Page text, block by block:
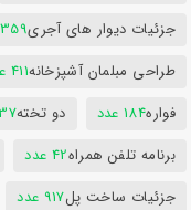
جزئیات دیوار های آجری359 عدد
طراحی مبلمان آشپزخانه411 عدد
فواره184 عدد دو تخته437
برنامه تلفن همراه42 عدد
جزئیات ساخت پل917 عدد